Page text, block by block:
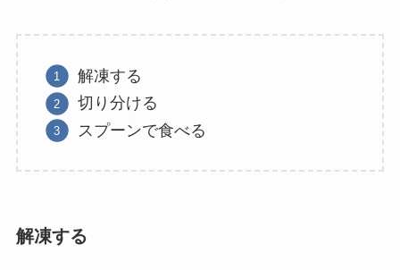
解凍する
切り分ける
スプーンで食べる
解凍する